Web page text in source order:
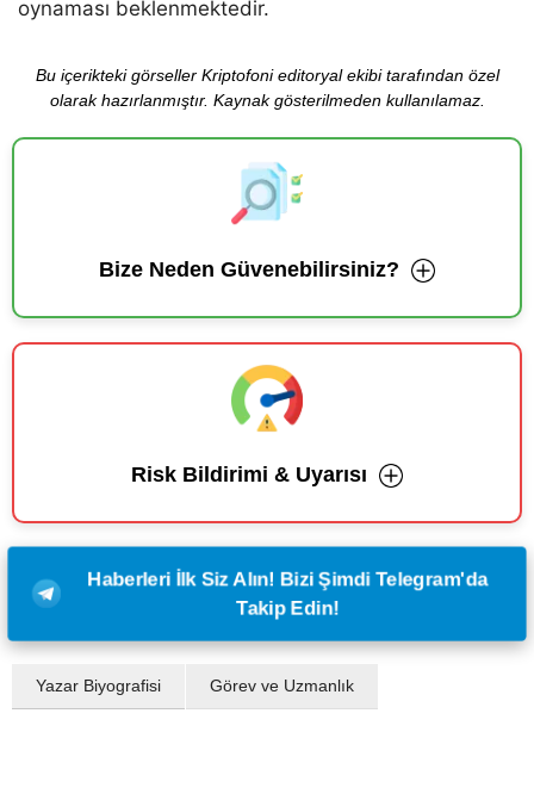
oynaması beklenmektedir.
Bu içerikteki görseller Kriptofoni editoryal ekibi tarafından özel
olarak hazırlanmıştır. Kaynak gösterilmeden kullanılamaz.
Bize Neden Güvenebilirsiniz?
Risk Bildirimi & Uyarısı
Haberleri İlk Siz Alın! Bizi Şimdi Telegram'da
Takip Edin!
Yazar Biyografisi Görev ve Uzmanlık